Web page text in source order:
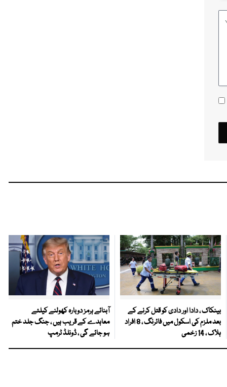
بینکاک ، دادا اور دادی کو قتل کرنے کے
بعد ملزم کی اسکول میں فائرنگ ، 8 افراد
ہلاک ، 14 زخمی
آبنائے ہرمز دوبارہ کھولنے کیلئے
معاہدے کے قریب ہیں ، جنگ جلد ختم
ہو جائے گی ، ڈونلڈ ٹرمپ